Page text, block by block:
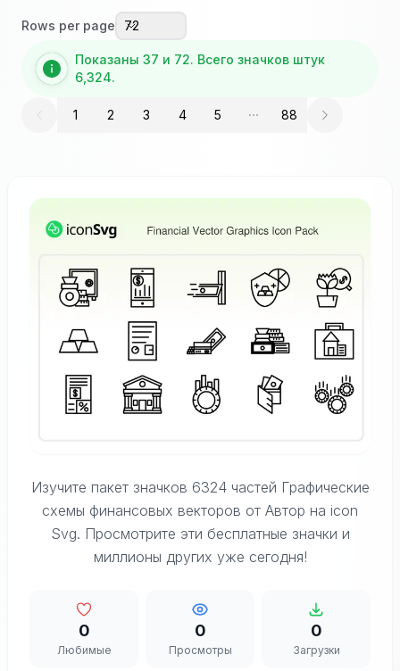
Rows per page 72
Показаны 37 и 72. Всего значков штук
6,324.
1 2 3 4 5 88
Изучите пакет значков 6324 частей Графические
схемы финансовых векторов от Автор на icon
Svg. Просмотрите эти бесплатные значки и
миллионы других уже сегодня!
0
Любимые
0
Просмотры
0
Загрузки